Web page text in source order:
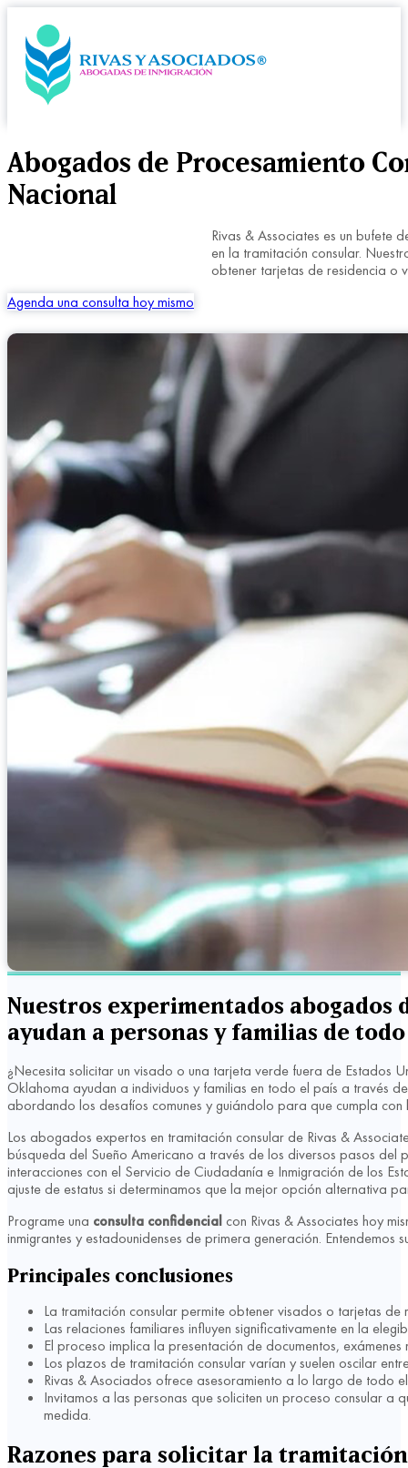
Abogados de Procesamiento
Nacional
Rivas & Associates es un bufete
en la tramitación consular.
obtener tarjetas de residencia o
Agenda una consulta hoy mismo
Nuestros experimentados abogados
ayudan a personas y familias de
¿Necesita solicitar un visado o una tarjeta verde fuera de Estados
Oklahoma ayudan a individuos y familias en todo el país a través
abordando los desafíos comunes y guiándolo para que cumpla con
Los abogados expertos en tramitación consular de Rivas &
búsqueda del Sueño Americano a través de los diversos pasos del
interacciones con el Servicio de Ciudadanía e Inmigración de los
ajuste de estatus si determinamos que la mejor opción alternativa
Programe una consulta confidencial con Rivas & Associates hoy
inmigrantes y estadounidenses de primera generación.
Principales conclusiones
La tramitación consular permite obtener visados o tarjetas
Las relaciones familiares influyen significativamente en la
El proceso implica la presentación de documentos,
Los plazos de tramitación consular varían y suelen oscilar
Rivas & Asociados ofrece asesoramiento a lo largo de todo
Invitamos a las personas que soliciten un proceso consular
medida.
Razones para solicitar la